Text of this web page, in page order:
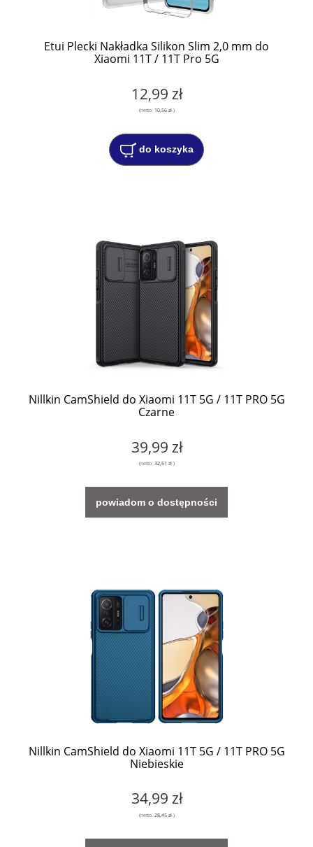
Etui Plecki Nakładka Silikon Slim 2,0 mm do
Xiaomi 11T / 11T Pro 5G
12,99 zł
(netto: 10,56 zł)
do koszyka
Nillkin CamShield do Xiaomi 11T 5G / 11T PRO 5G
Czarne
39,99 zł
(netto: 32,51 zł)
powiadom o dostępności
Nillkin CamShield do Xiaomi 11T 5G / 11T PRO 5G
Niebieskie
34,99 zł
(netto: 28,45 zł)